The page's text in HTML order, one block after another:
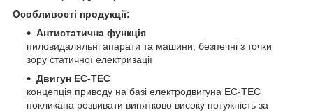
Особливості продукції:
Антистатична функція
пиловидаляльні апарати та машини, безпечні з точки
зору статичної електризації
Двигун EC-TEC
концепція приводу на базі електродвигуна EC-TEC
покликана розвивати винятково високу потужність за